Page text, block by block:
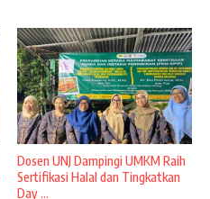
Dosen UNJ Dampingi UMKM Raih
Sertifikasi Halal dan Tingkatkan
Day ...